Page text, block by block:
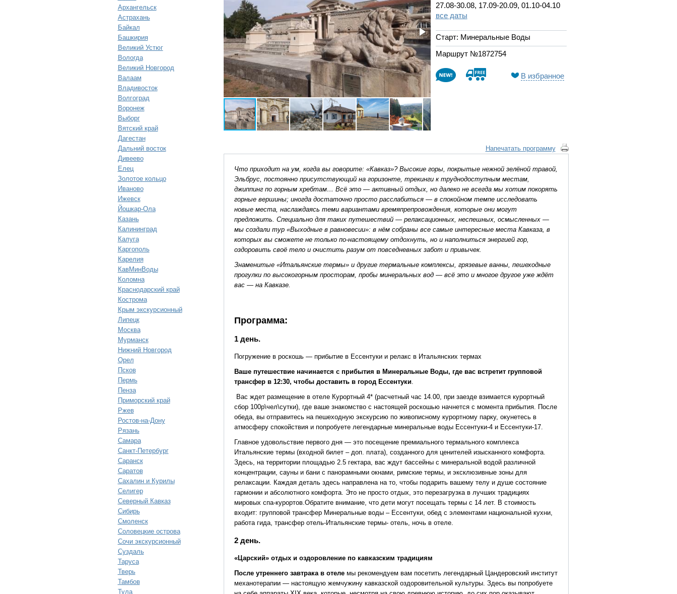
Архангельск
Астрахань
Байкал
Башкирия
Великий Устюг
Вологда
Великий Новгород
Валаам
Владивосток
Волгоград
Воронеж
Выборг
Вятский край
Дагестан
Дальний восток
Дивеево
Елец
Золотое кольцо
Иваново
Ижевск
Йошкар-Ола
Казань
Калининград
Калуга
Каргополь
Карелия
КавМинВоды
Коломна
Краснодарский край
Кострома
Крым экскурсионный
Липецк
Москва
Мурманск
Нижний Новгород
Орел
Псков
Пермь
Пенза
Приморский край
Ржев
Ростов-на-Дону
Рязань
Самара
Санкт-Петербург
Саранск
Саратов
Сахалин и Курилы
Селигер
Северный Кавказ
Сибирь
Смоленск
Соловецкие острова
Сочи экскурсионный
Суздаль
Таруса
Тверь
Тамбов
Тула
27.08-30.08, 17.09-20.09, 01.10-04.10
все даты
Старт: Минеральные Воды
Маршрут №1872754
В избранное
Напечатать программу
Что приходит на ум, когда вы говорите: «Кавказ»? Высокие горы, покрытые нежной зелёной травой,
Эльбрус, постоянно присутствующий на горизонте, трекинги к труднодоступным местам,
джиппинг по горным хребтам… Всё это — активный отдых, но далеко не всегда мы хотим покорять
горные вершины; иногда достаточно просто расслабиться — в спокойном темпе исследовать
новые места, наслаждаясь теми вариантами времяпрепровождения, которые они могут
предложить. Специально для таких путешествий — релаксационных, неспешных, осмысленных —
мы создали тур «Выходные в равновесии»: в нём собраны все самые интересные места Кавказа, в
которых вы сможете не только по-настоящему отдохнуть, но и наполниться энергией гор,
оздоровить своё тело и очистить разум от повседневных забот и привычек.
Знаменитые «Итальянские термы» и другие термальные комплексы, грязевые ванны, пешеходные
прогулки по высокогорным просторам, пробы минеральных вод — всё это и многое другое уже ждёт
вас — на Кавказе.
Программа:
1 день.
Погружение в роскошь — прибытие в Ессентуки и релакс в Итальянских термах
Ваше путешествие начинается с прибытия в Минеральные Воды, где вас встретит групповой
трансфер в 12:30, чтобы доставить в город Ессентуки.
Вас ждет размещение в отеле Курортный 4* (расчетный час 14.00, при заезде взимается курортный
сбор 100р\чел\сутки), где ваше знакомство с настоящей роскошью начнется с момента прибытия. После
обеда, вы отправитесь на пешеходную экскурсию по живописному курортному парку, окунетесь в
атмосферу спокойствия и попробуете легендарные минеральные воды Ессентуки-4 и Ессентуки-17.
Главное удовольствие первого дня — это посещение премиального термального комплекса
Итальянские термы (входной билет – доп. плата), созданного для ценителей изысканного комфорта.
Здесь, на территории площадью 2.5 гектара, вас ждут бассейны с минеральной водой различной
концентрации, сауны и бани с панорамными окнами, римские термы, и эксклюзивные зоны для
релаксации. Каждая деталь здесь направлена на то, чтобы подарить вашему телу и душе состояние
гармонии и абсолютного комфорта. Это не просто отдых, это перезагрузка в лучших традициях
мировых спа-курортов.Обратите внимание, что дети могут посещать термы с 14 лет. В стоимость
входит: групповой трансфер Минеральные воды – Ессентуки, обед с элементами национальной кухни,
работа гида, трансфер отель-Итальянские термы- отель, ночь в отеле.
2 день.
«Царский» отдых и оздоровление по кавказским традициям
После утреннего завтрака в отелемы рекомендуем вам посетить легендарный Цандеровский институт
механотерапии — настоящую жемчужину кавказской оздоровительной культуры. Здесь вы попробуете